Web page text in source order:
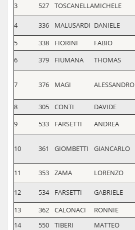
3
527 TOSCANELLAMICHELE
4 336 MALUSARDI DANIELE
5
338 FIORINI FABIO
6
379 FIUMANA THOMAS
7 376 MAGI ALESSANDRO
8 305 CONTI DAVIDE
9
533 FARSETTI ANDREA
10 361 GIOMBETTI GIANCARLO
11 353 ZAMA LORENZO
12 534 FARSETTI GABRIELE
13
362 CALONACI RONNIE
14
550 TIBERI MATTEO